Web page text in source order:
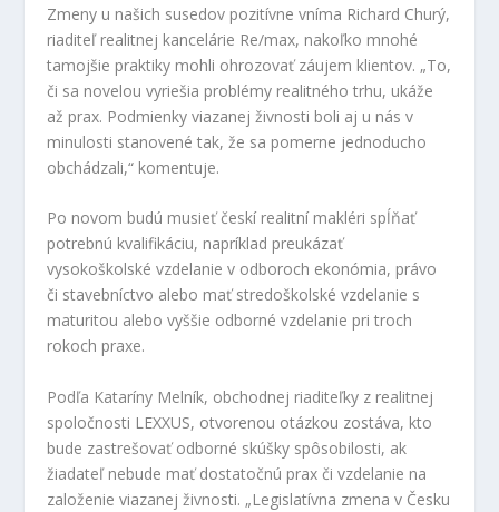
Zmeny u našich susedov pozitívne vníma Richard Churý,
riaditeľ realitnej kancelárie Re/max, nakoľko mnohé
tamojšie praktiky mohli ohrozovať záujem klientov. „To,
či sa novelou vyriešia problémy realitného trhu, ukáže
až prax. Podmienky viazanej živnosti boli aj u nás v
minulosti stanovené tak, že sa pomerne jednoducho
obchádzali,“ komentuje.
Po novom budú musieť českí realitní makléri spĺňať
potrebnú kvalifikáciu, napríklad preukázať
vysokoškolské vzdelanie v odboroch ekonómia, právo
či stavebníctvo alebo mať stredoškolské vzdelanie s
maturitou alebo vyššie odborné vzdelanie pri troch
rokoch praxe.
Podľa Kataríny Melník, obchodnej riaditeľky z realitnej
spoločnosti LEXXUS, otvorenou otázkou zostáva, kto
bude zastrešovať odborné skúšky spôsobilosti, ak
žiadateľ nebude mať dostatočnú prax či vzdelanie na
založenie viazanej živnosti. „Legislatívna zmena v Česku